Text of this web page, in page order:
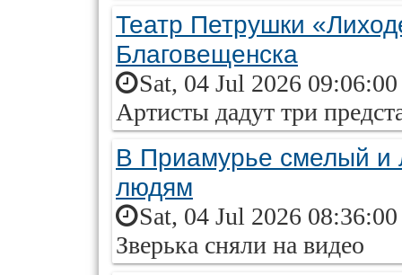
Театр Петрушки
Благовещенска
Sat, 04 Jul 2026
Артисты дадут три
В Приамурье смелый и
людям
Sat, 04 Jul 2026
Зверька сняли на видео